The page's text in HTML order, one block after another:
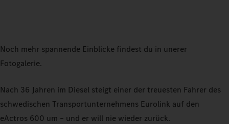
Noch mehr spannende Einblicke findest du in unerer
Fotogalerie.
Nach 36 Jahren im Diesel steigt einer der treuesten Fahrer des
schwedischen Transportunternehmens Eurolink auf den
eActros 600 um – und er will nie wieder zurück.